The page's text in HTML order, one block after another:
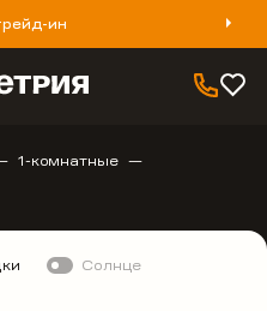
ин
40 93
1-комнатные
Солнце